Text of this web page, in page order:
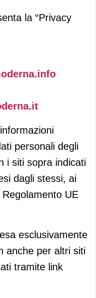
la “Privacy
personali degli
i siti sopra indicati
dagli stessi, ai
UE
esclusivamente
anche per altri siti
tramite link